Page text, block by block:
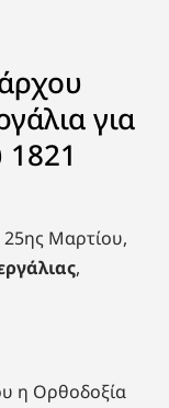
για
25ης Μαρτίου,
,
η Ορθοδοξία